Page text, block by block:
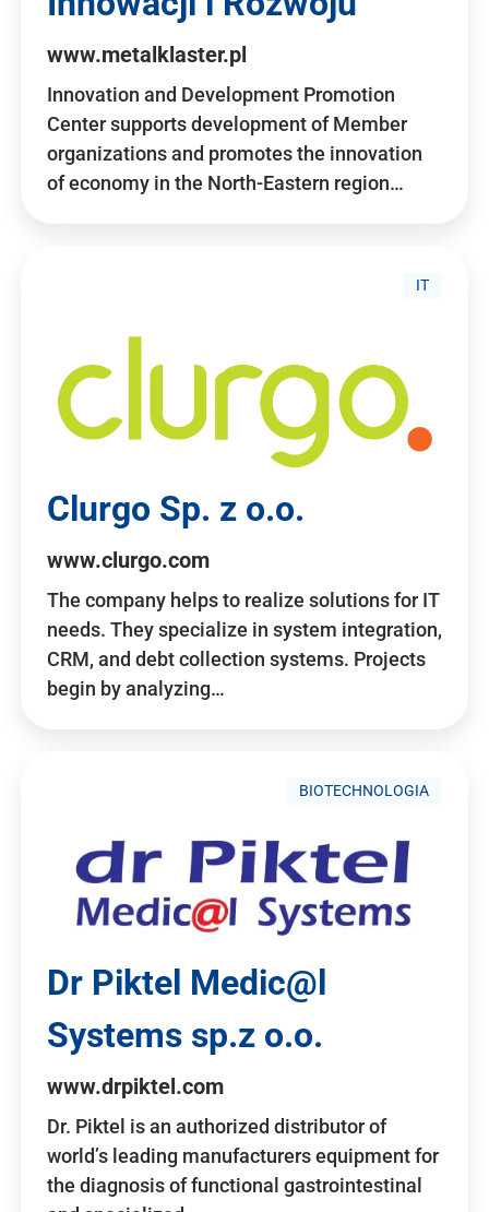
www.metalklaster.pl
Innovation and Development Promotion
Center supports development of Member
organizations and promotes the innovation
of economy in the North-Eastern region…
IT
Clurgo Sp. z o.o.
www.clurgo.com
The company helps to realize solutions for IT
needs. They specialize in system integration,
CRM, and debt collection systems. Projects
begin by analyzing…
BIOTECHNOLOGIA
Dr Piktel Medic@l
Systems sp.z o.o.
www.drpiktel.com
Dr. Piktel is an authorized distributor of
world’s leading manufacturers equipment for
the diagnosis of functional gastrointestinal